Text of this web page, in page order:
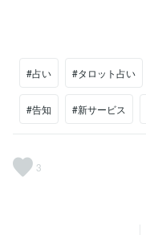
#占い #タロット占い
#告知 #新サービス
3